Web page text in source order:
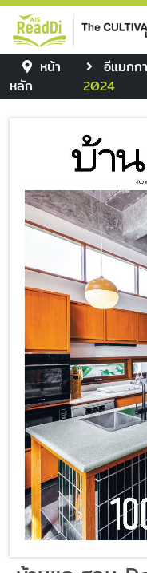
หน้า
หลัก
อีแมกก
2024